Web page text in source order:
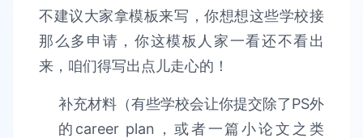
不建议大家拿模板来写，你想想这些学校接
那么多申请，你这模板人家一看还不看出
来，咱们得写出点儿走心的！
补充材料（有些学校会让你提交除了PS外
的career plan，或者一篇小论文之类